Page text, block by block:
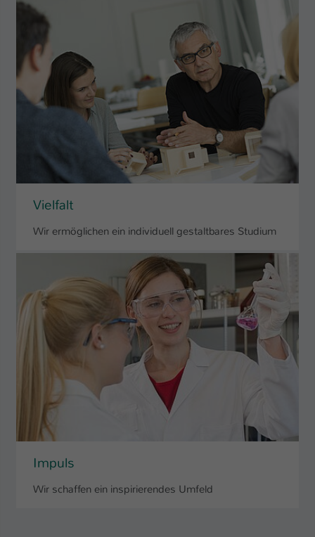
Vielfalt
Wir ermöglichen ein individuell gestaltbares Studium
Impuls
Wir schaffen ein inspirierendes Umfeld
Name
Anbieter
Laufzeit 1 Tag
Dieser Cookie teilt der Webseite mit, ob
ein Besucher im Typo3-Backend
angemeldet ist und Rechte besitzt diese
zu verwalten.